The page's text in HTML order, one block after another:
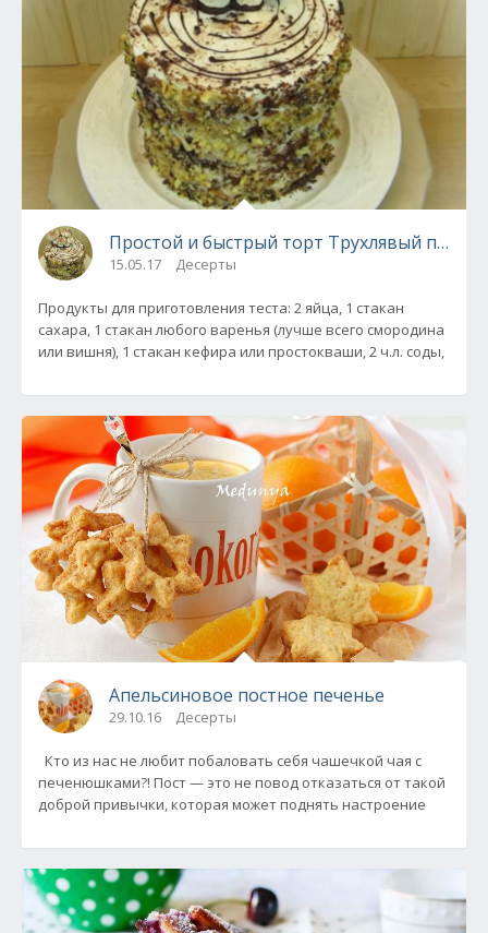
Простой и быстрый торт Трухлявый пень
15.05.17 Десерты
Продукты для приготовления теста: 2 яйца, 1 стакан
сахара, 1 стакан любого варенья (лучше всего смородина
или вишня), 1 стакан кефира или простокваши, 2 ч.л. соды,
Апельсиновое постное печенье
29.10.16 Десерты
Кто из нас не любит побаловать себя чашечкой чая с
печенюшками?! Пост — это не повод отказаться от такой
доброй привычки, которая может поднять настроение